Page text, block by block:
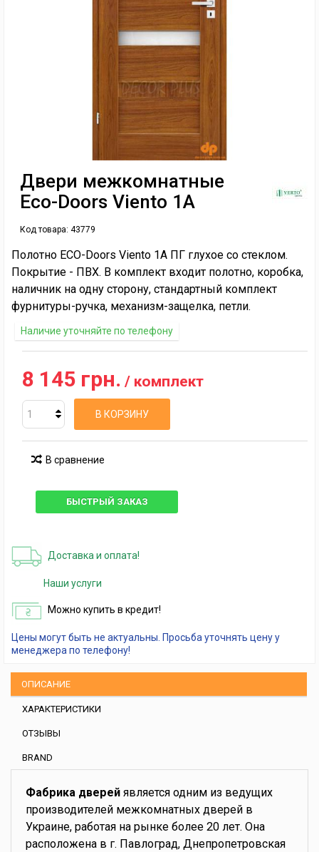
Двери межкомнатные
Eco-Doors Viento 1А
Код товара: 43779
Полотно ECO-Doors Viento 1А ПГ глухое со стеклом.
Покрытие - ПВХ. В комплект входит полотно, коробка,
наличник на одну сторону, стандартный комплект
фурнитуры-ручка, механизм-защелка, петли.
Наличие уточняйте по телефону
8 145 грн. / комплект
В КОРЗИНУ
В сравнение
БЫСТРЫЙ ЗАКАЗ
Доставка и оплата!
Наши услуги
Можно купить в кредит!
Цены могут быть не актуальны. Просьба уточнять цену у
менеджера по телефону!
ОПИСАНИЕ
ХАРАКТЕРИСТИКИ
ОТЗЫВЫ
BRAND
Фабрика дверей является одним из ведущих
производителей межкомнатных дверей в
Украине, работая на рынке более 20 лет. Она
расположена в г. Павлоград, Днепропетровская